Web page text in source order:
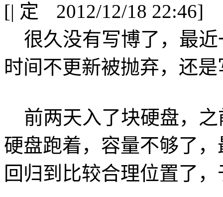
[|
2012/12/18 22:46]
很久没有写博了，最近
时间不更新被抛弃，还
前两天入了块硬盘，之
硬盘跑着，容量不够了
回归到比较合理位置了